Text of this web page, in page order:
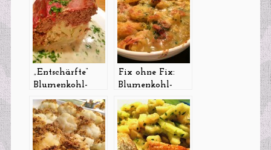
„Entschärfte“
Blumenkohl-
Bacon-Bombe
mit leichter
Käsesoße
Fix ohne Fix:
Blumenkohl-
Kartoffel-Gratin